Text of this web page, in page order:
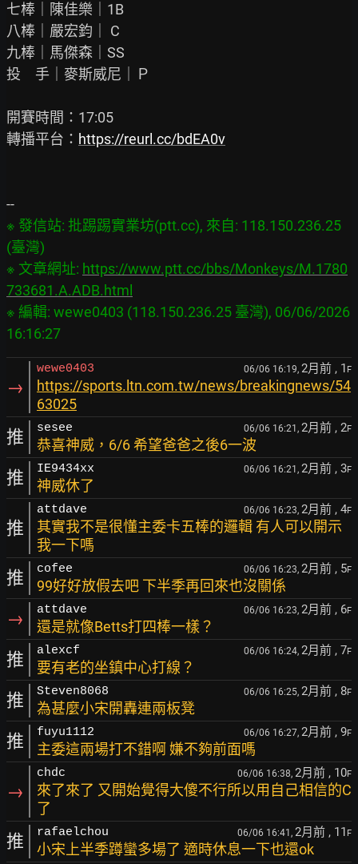
七棒｜陳佳樂｜1B
八棒｜嚴宏鈞｜ C
九棒｜馬傑森｜SS
投　手｜麥斯威尼｜Ｐ
開賽時間：17:05
轉播平台： https://reurl.cc/bdEA0v
※ 發信站: 批踢踢實業坊(ptt.cc), 來自: 118.150.236.25
(臺灣)
※ 文章網址: https://www.ptt.cc/bbs/Monkeys/M.1780
733681.A.ADB.html
※ 編輯: wewe0403 (118.150.236.25 臺灣), 06/06/2026
→
wewe0403 06/06 16:19, 2月前 , 1 F
https://sports.ltn.com.tw/news/breakingnews/54
63025
推 sesee 06/06 16:21, 2月前 , 2F
恭喜神威，6/6 希望爸爸之後6一波
推 IE9434xx 06/06 16:21, 2月前 , 3F
神威休了
推
attdave 06/06 16:23, 2月前 , 4F
其實我不是很懂主委卡五棒的邏輯 有人可以開示
我一下嗎
推 cofee 06/06 16:23, 2月前 , 5F
99好好放假去吧 下半季再回來也沒關係
→ attdave 06/06 16:23, 2月前 , 6F
還是就像Betts打四棒一樣？
推 alexcf 06/06 16:24, 2月前 , 7F
要有老的坐鎮中心打線？
推 Steven8068 06/06 16:25, 2月前 , 8F
為甚麼小宋開轟連兩板凳
推 fuyu1112 06/06 16:27, 2月前 , 9F
主委這兩場打不錯啊 嫌不夠前面嗎
→
chdc 06/06 16:38, 2月前 , 10F
來了來了 又開始覺得大傻不行所以用自己相信的C
了
推 rafaelchou 06/06 16:41, 2月前 , 11 F
小宋上半季蹲蠻多場了 適時休息一下也還ok